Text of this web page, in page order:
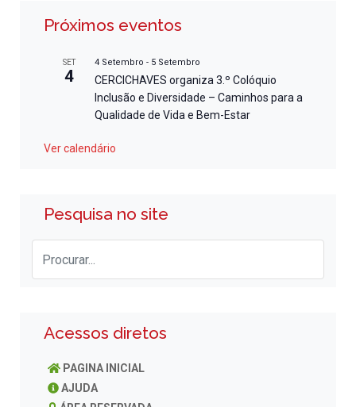
Próximos eventos
SET
4
4 Setembro - 5 Setembro
CERCICHAVES organiza 3.º Colóquio
Inclusão e Diversidade – Caminhos para a
Qualidade de Vida e Bem-Estar
Ver calendário
Pesquisa no site
Acessos diretos
PAGINA INICIAL
AJUDA